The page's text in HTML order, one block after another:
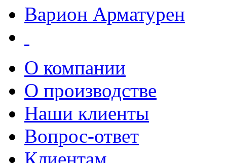
Варион Арматурен
О компании
О производстве
Наши клиенты
Вопрос-ответ